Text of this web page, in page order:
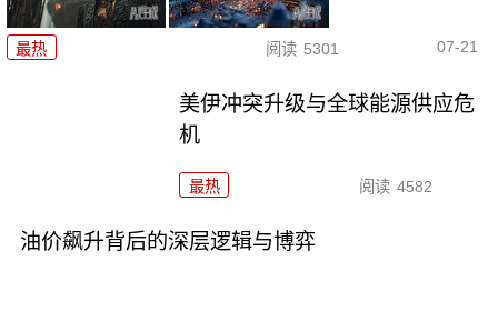
最热 阅读 5301 07-21
美伊冲突升级与全球能源供应危
机
最热 阅读 4582
油价飙升背后的深层逻辑与博弈